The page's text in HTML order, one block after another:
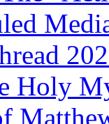
Holy